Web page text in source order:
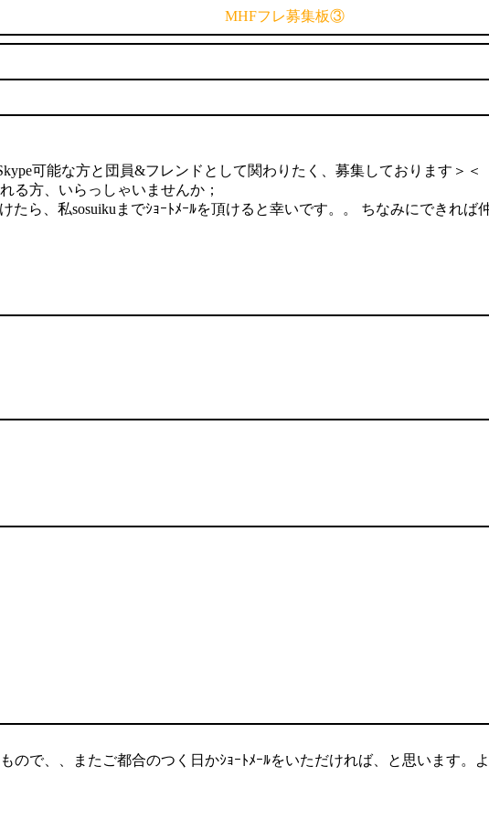
MHFフレ募集板③
可能な方と団員&フレンドとして関わりたく、募集しております＞＜
る方、いらっしゃいませんか；
ら、私sosuikuまでｼｮｰﾄﾒｰﾙを頂けると幸いです。。 ちなみにできれ
ので、、またご都合のつく日かｼｮｰﾄﾒｰﾙをいただければ、と思います。